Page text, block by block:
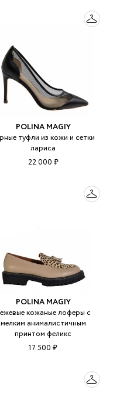
POLINA MAGIY
туфли из кожи и сетки
лариса
22 000 ₽
POLINA MAGIY
кожаные лоферы с
мелким анималистичным
принтом феликс
17 500 ₽